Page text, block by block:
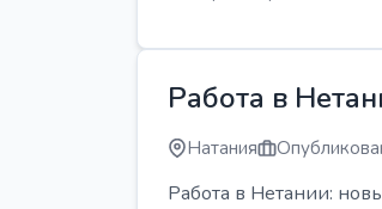
Работа в
Натания
Работа в Нетании: